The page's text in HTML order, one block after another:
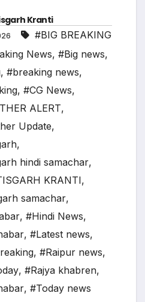
Kranti
#BIG BREAKING
News, #Big news,
, #breaking news,
, #CG News,
ALERT,
Update,
,
hindi samachar,
KRANTI,
samachar,
, #Hindi News,
, #Latest news,
, #Raipur news,
, #Rajya khabren,
, #Today news